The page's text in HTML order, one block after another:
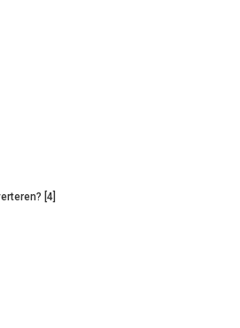
[4]